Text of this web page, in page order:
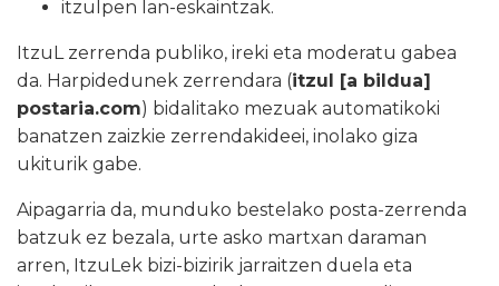
itzulpen lan-eskaintzak.
ItzuL zerrenda publiko, ireki eta moderatu gabea
da. Harpidedunek zerrendara (itzul [a bildua]
postaria.com) bidalitako mezuak automatikoki
banatzen zaizkie zerrendakideei, inolako giza
ukiturik gabe.
Aipagarria da, munduko bestelako posta-zerrenda
batzuk ez bezala, urte asko martxan daraman
arren, ItzuLek bizi-bizirik jarraitzen duela eta